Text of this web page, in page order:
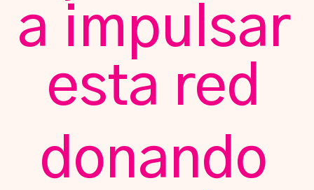
a impulsar
esta red
donando